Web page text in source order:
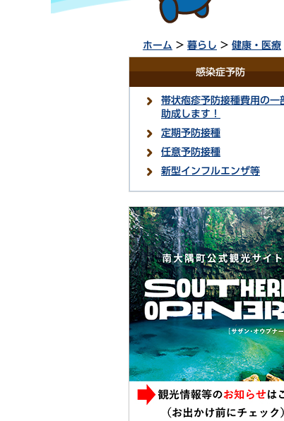
ホーム > 暮らし > 健康・医療
感染症予防
帯状疱疹予防接種費用の一
助成します！
定期予防接種
任意予防接種
新型インフルエンザ等